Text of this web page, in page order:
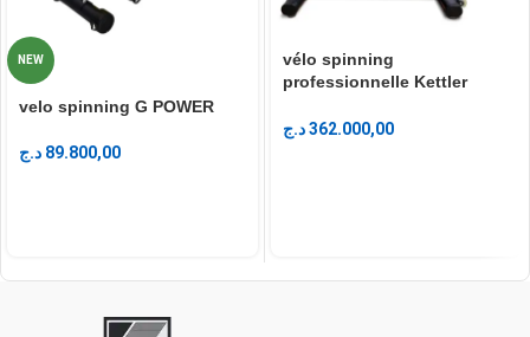
NEW
velo spinning G POWER
89.800,00 د.ج
vélo spinning
professionnelle Kettler
362.000,00د.ج